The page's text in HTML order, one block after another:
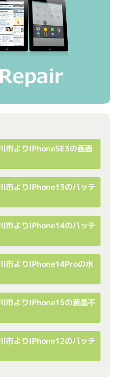
市よりiPhoneSE3の画面
市よりiPhone13のバッテ
市よりiPhone14のバッテ
市よりiPhone14Proの水
市よりiPhone15の液晶不
市よりiPhone12のバッテ